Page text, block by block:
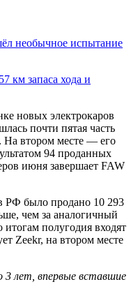
необычное испытание
км запаса хода и
новых электрокаров
почти пятая часть
На втором месте — его
94 проданных
июня завершает FAW
РФ было продано 10 293
чем за аналогичный
полугодия входят
Zeekr, на втором месте
3 лет, впервые вставшие